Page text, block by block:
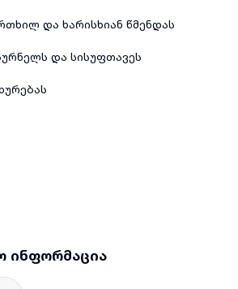
და ხარისხიან წმენდას
და სისუფთავეს
სახლის სისუფთავესა და
ინფორმაცია